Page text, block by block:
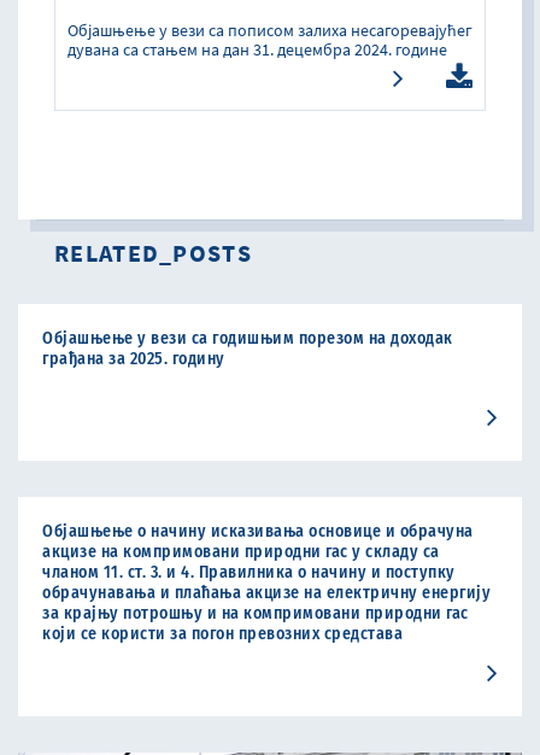
Објашњење у вези са пописом залиха несагоревајућег
дувана са стањем на дан 31. децембра 2024. године
RELATED_POSTS
Објашњење у вези са годишњим порезом на доходак
грађана за 2025. годину
Објашњење о начину исказивања основице и обрачуна
акцизе на компримовани природни гас у складу са
чланом 11. ст. 3. и 4. Правилника о начину и поступку
обрачунавања и плаћања акцизе на електричну енергију
за крајњу потрошњу и на компримовани природни гас
који се користи за погон превозних средстава